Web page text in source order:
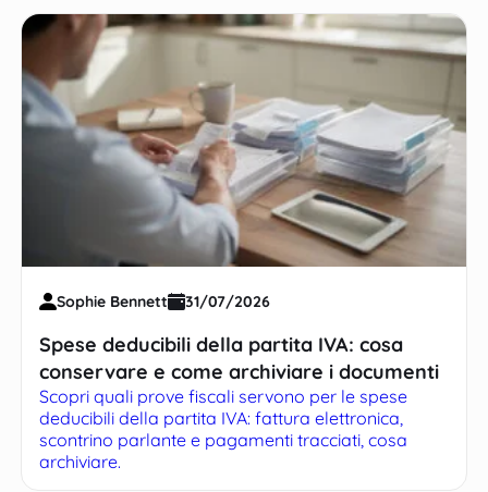
Sophie Bennett 31/07/2026
Spese deducibili della partita IVA: cosa
conservare e come archiviare i documenti
Scopri quali prove fiscali servono per le spese
deducibili della partita IVA: fattura elettronica,
scontrino parlante e pagamenti tracciati, cosa
archiviare.